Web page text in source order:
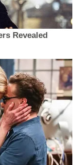
Revealed